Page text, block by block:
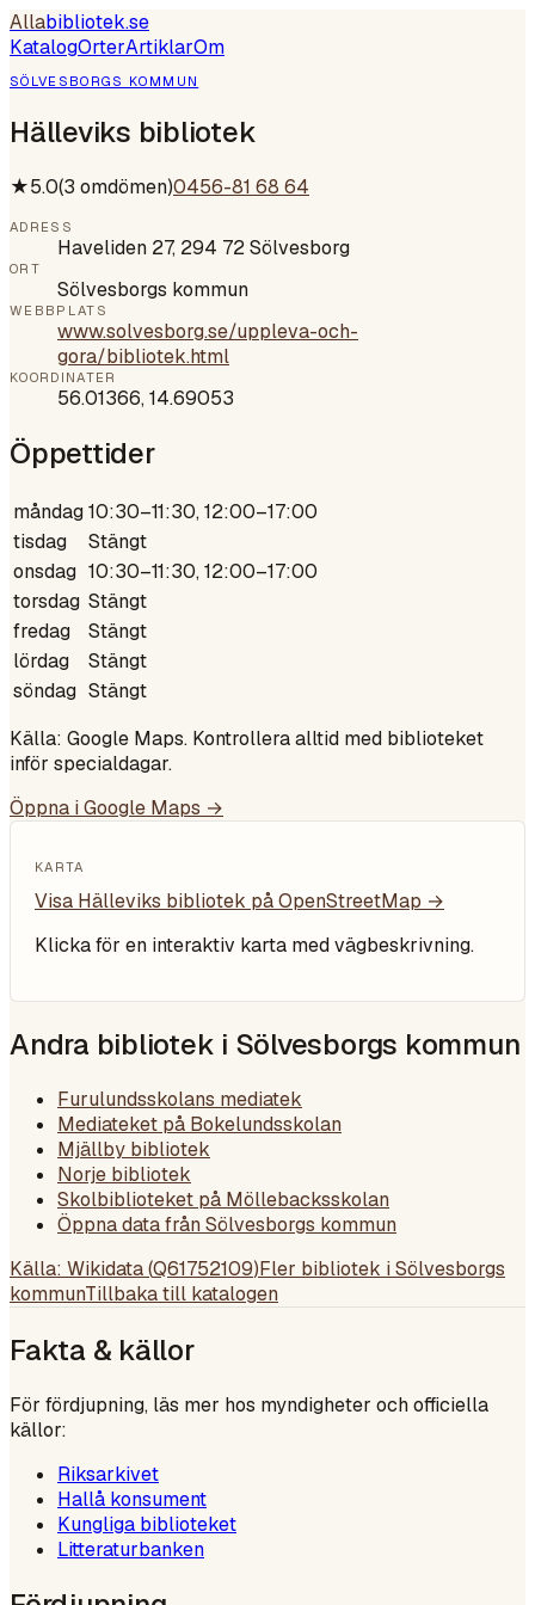
Allabibliotek.se
KatalogOrterArtiklarOm
SÖLVESBORGS KOMMUN
Hälleviks bibliotek
★5.0(3 omdömen)0456-81 68 64
ADRESS
Haveliden 27, 294 72 Sölvesborg
ORT
Sölvesborgs kommun
WEBBPLATS
www.solvesborg.se/uppleva-och-
gora/bibliotek.html
KOORDINATER
56.01366,14.69053
Öppettider
måndag10:30–11:30, 12:00–17:00
tisdag
Stängt
onsdag 10:30–11:30, 12:00–17:00
torsdag Stängt
fredag
Stängt
lördag
Stängt
söndag Stängt
Källa: Google Maps. Kontrollera alltid med biblioteket
inför specialdagar.
Öppna i Google Maps →
KARTA
Visa Hälleviks bibliotek på OpenStreetMap →
Klicka för en interaktiv karta med vägbeskrivning.
Andra bibliotek i Sölvesborgs kommun
Furulundsskolans mediatek
Mediateket på Bokelundsskolan
Mjällby bibliotek
Norje bibliotek
Skolbiblioteket på Möllebacksskolan
Öppna data från Sölvesborgs kommun
Källa: Wikidata (Q61752109)Fler bibliotek i Sölvesborgs
kommunTillbaka till katalogen
Fakta & källor
För fördjupning, läs mer hos myndigheter och officiella
källor:
Riksarkivet
Hallå konsument
Kungliga biblioteket
Litteraturbanken